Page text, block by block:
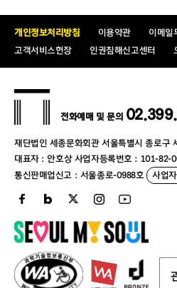
개인정보처리방침 이용약관
이메일
고객서비스헌장
인권침해신고센터
재단법인 세종문화회관 서울특별시 종로구
대표자 : 안호상 사업자등록번호 : 101-82-
통신판매업신고 : 서울종로-0988호 사업
전화예매 및 문의